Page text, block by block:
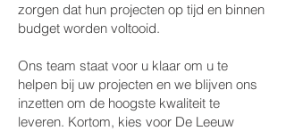
zorgen dat hun projecten op tijd en binnen
budget worden voltooid.
Ons team staat voor u klaar om u te
helpen bij uw projecten en we blijven ons
inzetten om de hoogste kwaliteit te
leveren. Kortom, kies voor De Leeuw